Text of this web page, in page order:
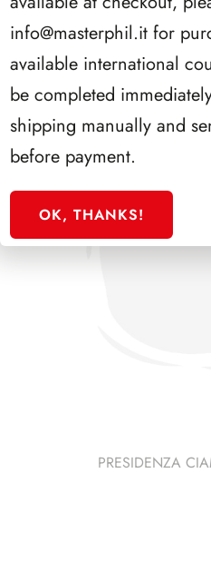
PRESIDENZA
info@masterphil.it for
available international
be completed
shipping manually and
before payment.
OK, THANKS!